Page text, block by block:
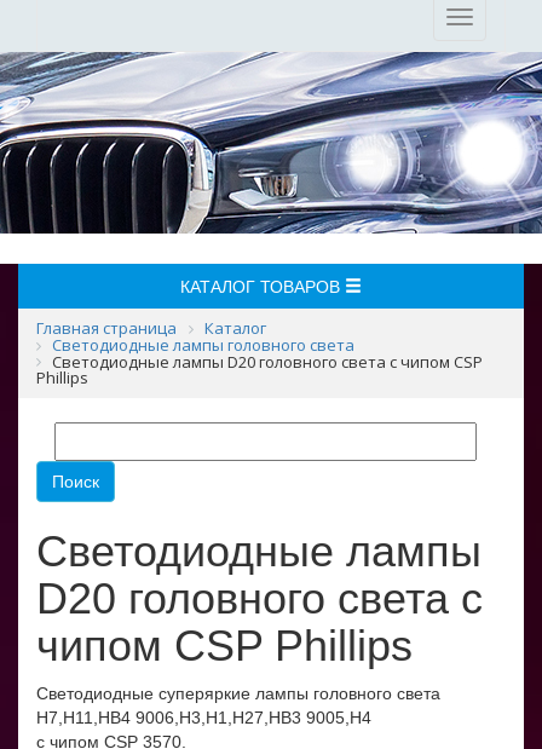
Toggle
КАТАЛОГ ТОВАРОВ
Главная страница Каталог
Светодиодные лампы головного света
Светодиодные лампы D20 головного света с чипом CSP
Phillips
Светодиодные лампы
D20 головного света с
чипом CSP Phillips
Светодиодные суперяркие лампы головного света
Н7,Н11,HB4 9006,Н3,Н1,H27,HB3 9005,H4
с чипом CSP 3570.